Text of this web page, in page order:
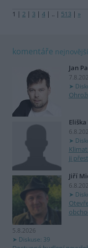
1 | 2 | 3 | 4 | .. | 513 | »
komentáře nejnovější
Jan
ji
Jiří
5.8.2026
Diskuse: 39